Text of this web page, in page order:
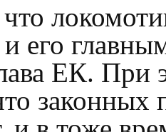
его
ЕК. При